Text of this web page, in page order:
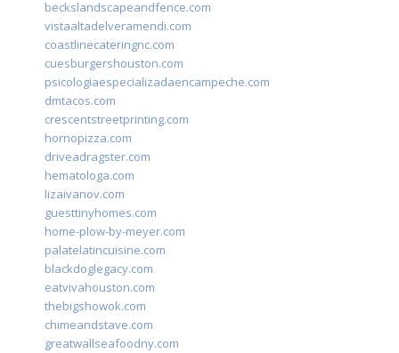
beckslandscapeandfence.com
vistaaltadelveramendi.com
coastlinecateringnc.com
cuesburgershouston.com
psicologiaespecializadaencampeche.com
dmtacos.com
crescentstreetprinting.com
hornopizza.com
driveadragster.com
hematologa.com
lizaivanov.com
guesttinyhomes.com
home-plow-by-meyer.com
palatelatincuisine.com
blackdoglegacy.com
eatvivahouston.com
thebigshowok.com
chimeandstave.com
greatwallseafoodny.com